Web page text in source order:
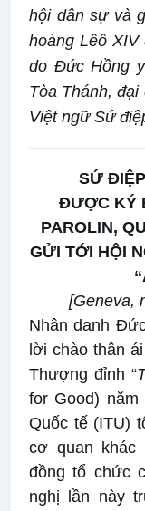
hội dân sự và
hoàng Lêô
do Đức Hồng
Tòa Thánh,
Việt ngữ Sứ
SỨ
ĐƯỢC KÝ
PAROLIN,
GỬI TỚI HỘI
“
[Geneva,
Nhân danh
lời chào thân
Thượng đỉnh “
for Good) năm
Quốc tế (ITU)
cơ quan khác
đồng tổ chức
nghị lần này